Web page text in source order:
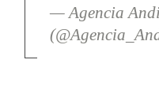
— Agencia